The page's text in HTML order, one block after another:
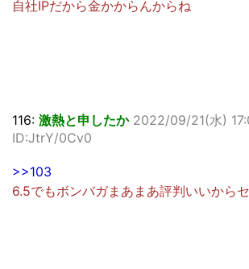
自社IPだから金かからんからね
116: 激熱と申したか 2022/09/21(水)
ID:JtrY/0Cv0
>>103
6.5でもボンバガまあまあ評判いいから